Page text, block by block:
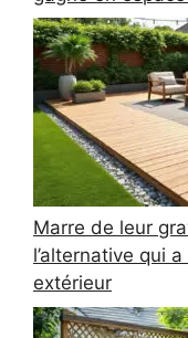
Marre de leur
l’alternative qui
extérieur